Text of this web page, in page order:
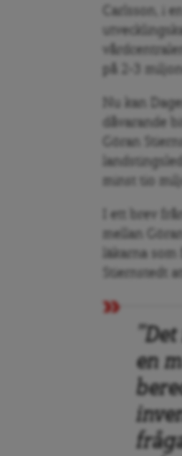
Carlsson, i
på 2–3
Nu kan
dåvarande
Göran
minst tio
I ett brev
mellan
läkarna
Stiernstedt
en